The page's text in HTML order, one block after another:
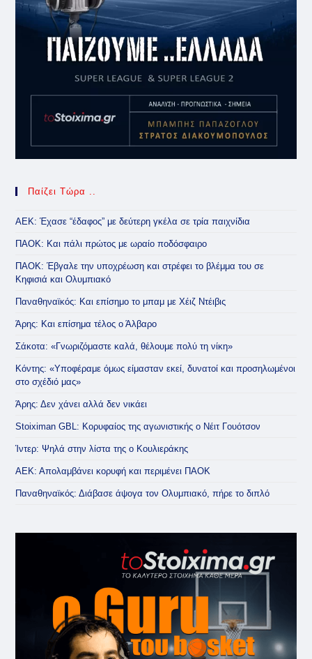
Παίζει Τώρα ..
ΑΕΚ: Έχασε “έδαφος” με δεύτερη γκέλα σε τρία παιχνίδια
ΠΑΟΚ: Και πάλι πρώτος με ωραίο ποδόσφαιρο
ΠΑΟΚ: Έβγαλε την υποχρέωση και στρέφει το βλέμμα του σε
Κηφισιά και Ολυμπιακό
Παναθηναϊκός: Και επίσημο το μπαμ με Χέιζ Ντέιβις
Άρης: Και επίσημα τέλος ο Άλβαρο
Σάκοτα: «Γνωριζόμαστε καλά, θέλουμε πολύ τη νίκη»
Κόντης: «Υποφέραμε όμως είμασταν εκεί, δυνατοί και προσηλωμένοι
στο σχέδιό μας»
Άρης: Δεν χάνει αλλά δεν νικάει
Stoiximan GBL: Κορυφαίος της αγωνιστικής ο Νέιτ Γουότσον
Ίντερ: Ψηλά στην λίστα της ο Κουλιεράκης
ΑΕΚ: Απολαμβάνει κορυφή και περιμένει ΠΑΟΚ
Παναθηναϊκός: Διάβασε άψογα τον Ολυμπιακό, πήρε το διπλό